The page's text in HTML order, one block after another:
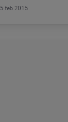
5 feb 2015